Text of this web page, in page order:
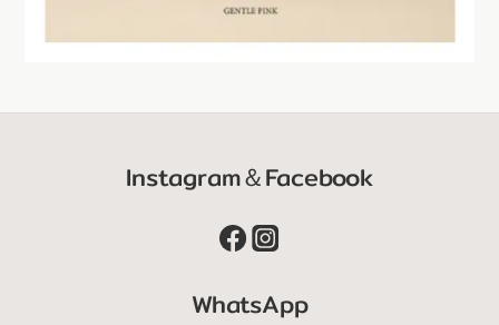
Instagram＆Facebook
WhatsApp